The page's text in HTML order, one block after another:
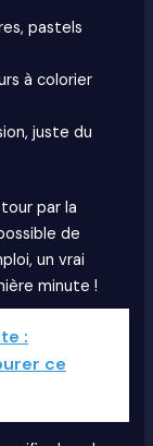
pastels
à colorier
juste du
par la
de
un vrai
minute !
:
ce